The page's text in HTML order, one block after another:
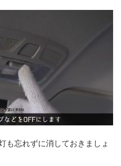
忘れずに消しておきましょ